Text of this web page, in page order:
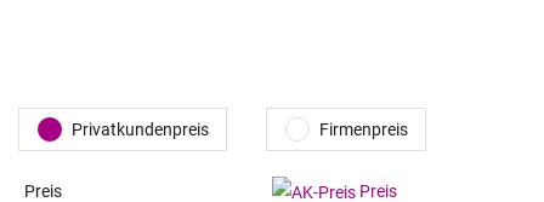
Privatkundenpreis Firmenpreis
Preis Preis